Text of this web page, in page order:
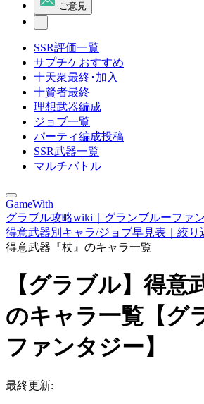
ご意見
SSR評価一覧
サプチケおすすめ
十天衆最終･加入
十賢者最終
理想武器編成
ジョブ一覧
パーティ編成投稿
SSR武器一覧
マルチバトル
GameWith
グラブル攻略wiki｜グランブルーファ
得意武器別キャラ/ジョブ早見表｜絞り
得意武器『杖』のキャラ一覧
【グラブル】得意
のキャラ一覧【グ
ファンタジー】
最終更新: